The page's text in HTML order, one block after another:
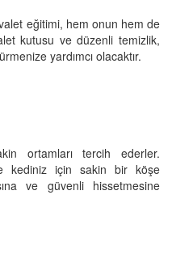
eğitimi, hem onun hem de
kutusu ve düzenli temizlik,
yardımcı olacaktır.
ortamları tercih ederler.
kediniz için sakin bir köşe
ve güvenli hissetmesine